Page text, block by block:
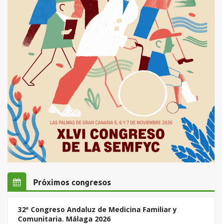
Próximos congresos
32º Congreso Andaluz de Medicina Familiar y
Comunitaria. Málaga 2026